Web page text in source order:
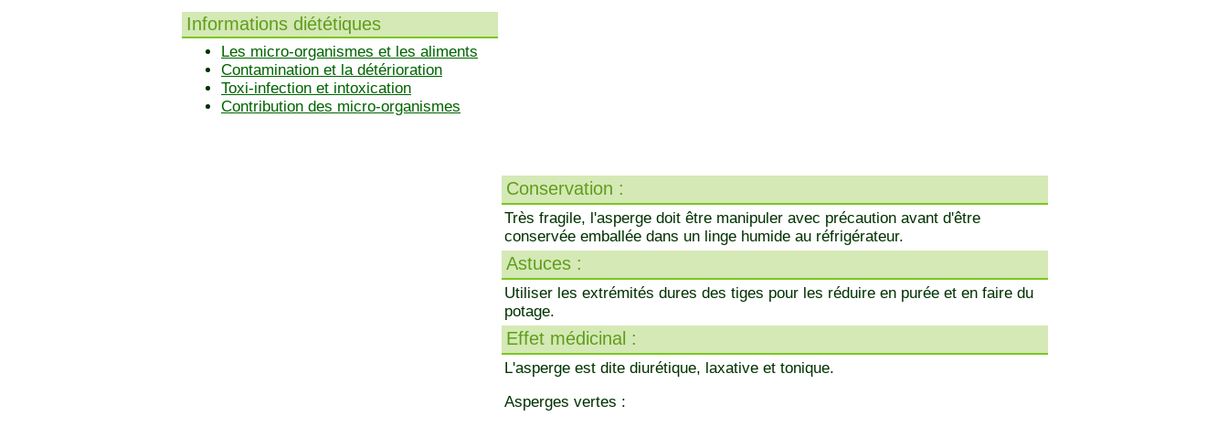
Informations diététiques
Les micro-organismes et les aliments
Contamination et la détérioration
Toxi-infection et intoxication
Contribution des micro-organismes
Conservation :
Très fragile, l'asperge doit être manipuler avec précaution avant d'être
conservée emballée dans un linge humide au réfrigérateur.
Astuces :
Utiliser les extrémités dures des tiges pour les réduire en purée et en faire du
potage.
Effet médicinal :
L'asperge est dite diurétique, laxative et tonique.
Asperges vertes :